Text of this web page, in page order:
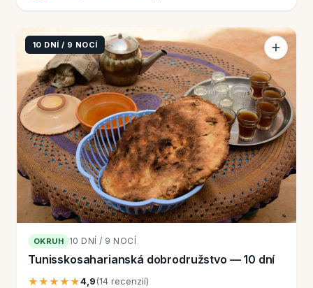
10 DNÍ / 9 NOCÍ
OKRUH 10 DNÍ / 9 NOCÍ
Tunisskosaharianská dobrodružstvo — 10 dní
★★★★★4,9(14 recenzií)